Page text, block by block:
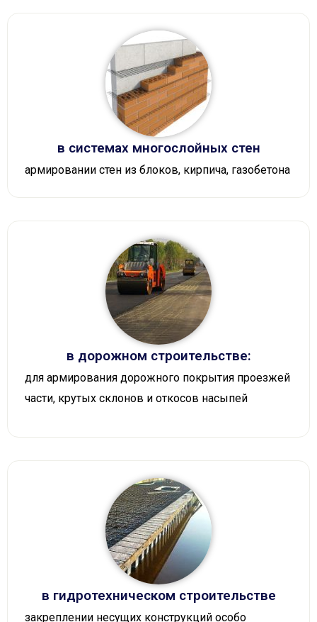
в системах многослойных стен
армировании стен из блоков, кирпича, газобетона
в дорожном строительстве:
для армирования дорожного покрытия проезжей
части, крутых склонов и откосов насыпей
в гидротехническом строительстве
закреплении несущих конструкций особо